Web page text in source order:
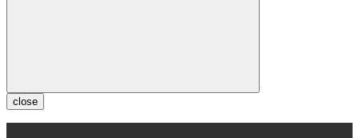
close